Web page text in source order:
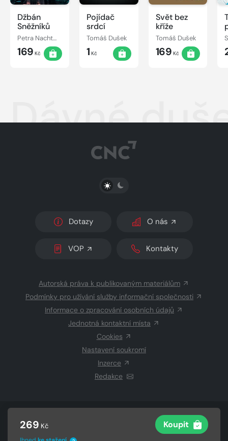
269 Kč Koupit
Džbán
Sněžníků
Petra Nachtmanová
169 Kč
Pojídač
srdcí
Tomáš Dušek
1 Kč
Svět bez
kříže
Tomáš Dušek
169 Kč
Dávné
PŘEPNOUT SVĚTLÝ/TMAVÝ REŽIM
Dotazy O nás
VOP Kontakty
Autorská práva k publikovaným materiálům
Podmínky pro užívání služby informační společnosti
Informace o zpracování osobních údajů
Jednotná kontaktní místa
Cookies
Nastavení soukromí
Inzerce
Redakce
CZECH NEWS CENTER a.s.a dodavatelé
Vysázeno